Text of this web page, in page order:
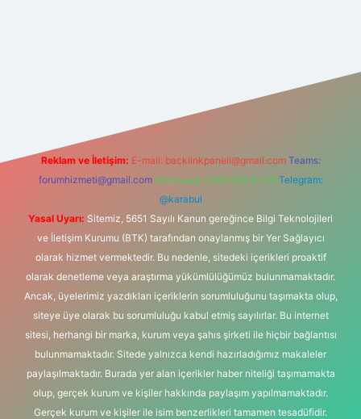
Reklam ve İletişim: E-mail: backlinkpaneli@gmail.com Teams:
forumhizmeti@gmail.com Whatsapp: 0262 606 0 726 Telegram:
@karabul
Yasal Uyarı: Sitemiz, 5651 Sayılı Kanun gereğince Bilgi Teknolojileri
ve İletişim Kurumu (BTK) tarafından onaylanmış bir Yer Sağlayıcı
olarak hizmet vermektedir. Bu nedenle, sitedeki içerikleri proaktif
olarak denetleme veya araştırma yükümlülüğümüz bulunmamaktadır.
Ancak, üyelerimiz yazdıkları içeriklerin sorumluluğunu taşımakta olup,
siteye üye olarak bu sorumluluğu kabul etmiş sayılırlar. Bu internet
sitesi, herhangi bir marka, kurum veya şahıs şirketi ile hiçbir bağlantısı
bulunmamaktadır. Sitede yalnızca kendi hazırladığımız makaleler
paylaşılmaktadır. Burada yer alan içerikler haber niteliği taşımamakta
olup, gerçek kurum ve kişiler hakkında paylaşım yapılmamaktadır.
Gerçek kurum ve kişiler ile isim benzerlikleri tamamen tesadüfidir.